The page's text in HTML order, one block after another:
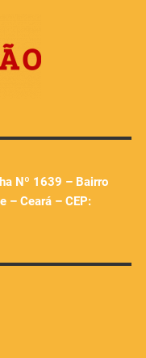
Nº 1639 – Bairro
– Ceará – CEP: